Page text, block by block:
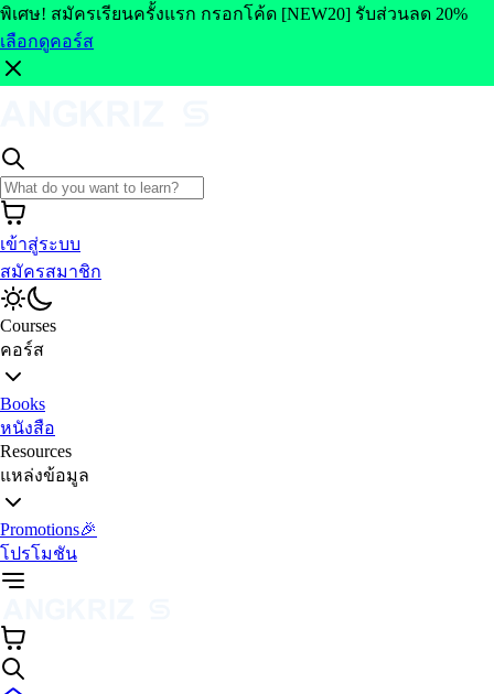
พิเศษ! สมัครเรียนครั้งแรก กรอกโค้ด [NEW20] รับส่วนลด 20%
เลือกดูคอร์ส
เข้าสู่ระบบ
สมัครสมาชิก
Courses
คอร์ส
Books
หนังสือ
Resources
แหล่งข้อมูล
Promotions🎉
โปรโมชัน